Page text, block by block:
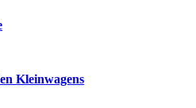
Kleinwagens